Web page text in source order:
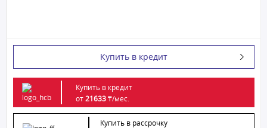
Купить в кредит
Купить в кредит
от21633₸/мес.
Купить в рассрочку